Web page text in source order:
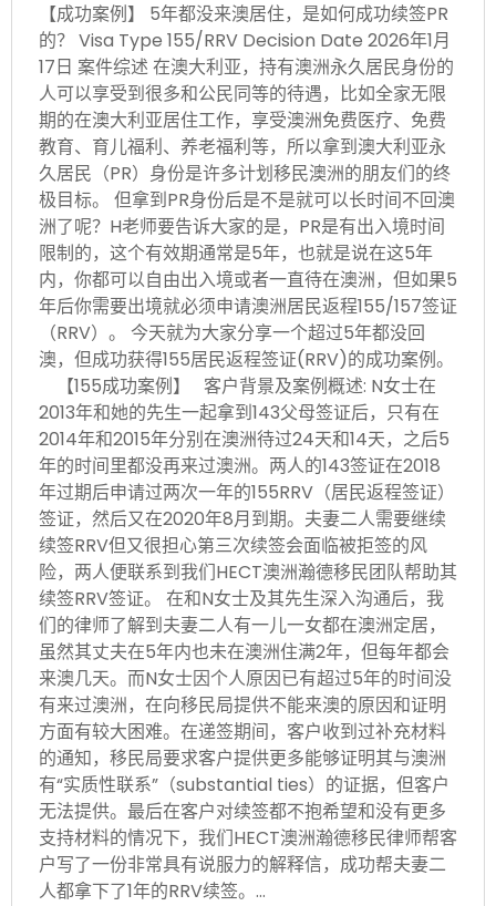
【成功案例】 5年都没来澳居住，是如何成功续签PR
的？ Visa Type 155/RRV Decision Date 2026年1月
17日 案件综述 在澳大利亚，持有澳洲永久居民身份的
人可以享受到很多和公民同等的待遇，比如全家无限
期的在澳大利亚居住工作，享受澳洲免费医疗、免费
教育、育儿福利、养老福利等，所以拿到澳大利亚永
久居民（PR）身份是许多计划移民澳洲的朋友们的终
极目标。 但拿到PR身份后是不是就可以长时间不回澳
洲了呢？H老师要告诉大家的是，PR是有出入境时间
限制的，这个有效期通常是5年，也就是说在这5年
内，你都可以自由出入境或者一直待在澳洲，但如果5
年后你需要出境就必须申请澳洲居民返程155/157签证
（RRV）。 今天就为大家分享一个超过5年都没回
澳，但成功获得155居民返程签证(RRV)的成功案例。
【155成功案例】 客户背景及案例概述: N女士在
2013年和她的先生一起拿到143父母签证后，只有在
2014年和2015年分别在澳洲待过24天和14天，之后5
年的时间里都没再来过澳洲。两人的143签证在2018
年过期后申请过两次一年的155RRV（居民返程签证）
签证，然后又在2020年8月到期。夫妻二人需要继续
续签RRV但又很担心第三次续签会面临被拒签的风
险，两人便联系到我们HECT澳洲瀚德移民团队帮助其
续签RRV签证。 在和N女士及其先生深入沟通后，我
们的律师了解到夫妻二人有一儿一女都在澳洲定居，
虽然其丈夫在5年内也未在澳洲住满2年，但每年都会
来澳几天。而N女士因个人原因已有超过5年的时间没
有来过澳洲，在向移民局提供不能来澳的原因和证明
方面有较大困难。在递签期间，客户收到过补充材料
的通知，移民局要求客户提供更多能够证明其与澳洲
有“实质性联系”（substantial ties）的证据，但客户
无法提供。最后在客户对续签都不抱希望和没有更多
支持材料的情况下，我们HECT澳洲瀚德移民律师帮客
户写了一份非常具有说服力的解释信，成功帮夫妻二
人都拿下了1年的RRV续签。…